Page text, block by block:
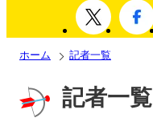
ホーム 記者一覧
記者一覧